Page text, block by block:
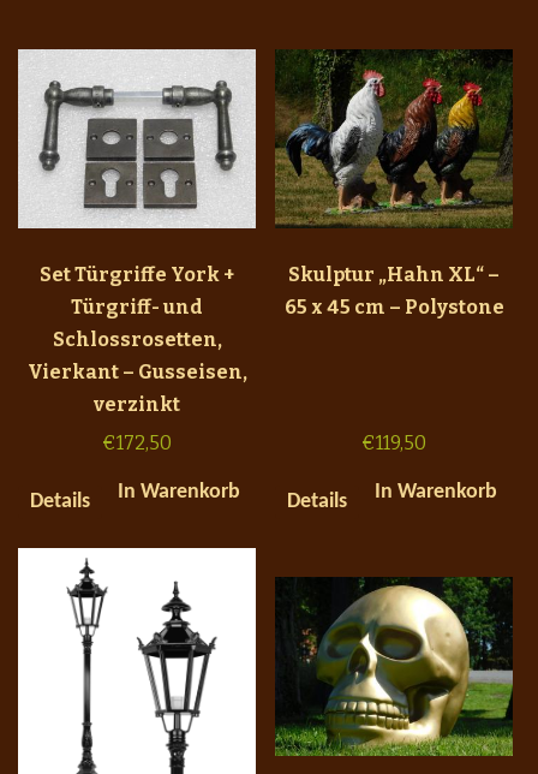
Set Türgriffe York +
Türgriff- und
Schlossrosetten,
Vierkant – Gusseisen,
verzinkt
€172,50
Details In Warenkorb
Skulptur „Hahn XL“ –
65 x 45 cm – Polystone
€119,50
Details In Warenkorb